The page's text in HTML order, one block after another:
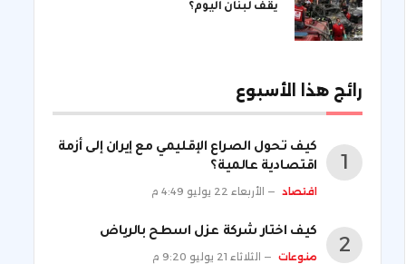
يقف لبنان اليوم؟
رائج هذا الأسبوع
كيف تحول الصراع الإقليمي مع إيران إلى أزمة
اقتصادية عالمية؟
اقتصاد الأربعاء 22 يوليو 4:49 م
كيف اختار شركة عزل اسطح بالرياض
منوعات الثلاثاء 21 يوليو 9:20 م